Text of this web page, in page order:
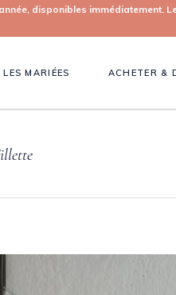
disponibles immédiatement.
LES MARIÉES ACHETER &